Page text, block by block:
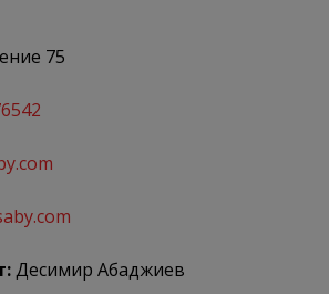
75
Десимир Абаджиев